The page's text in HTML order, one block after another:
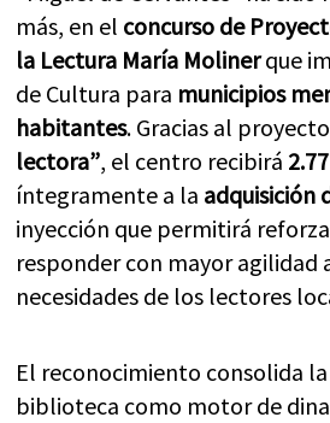
más, en el concurso de
la Lectura María Molinerque
de Cultura para municipios
habitantes. Gracias al proyecto
lectora”, el centro recibirá
íntegramente a la adquisición
inyección que permitirá
responder con mayor agilidad
necesidades de los lectores
El reconocimiento consolida
biblioteca como motor de